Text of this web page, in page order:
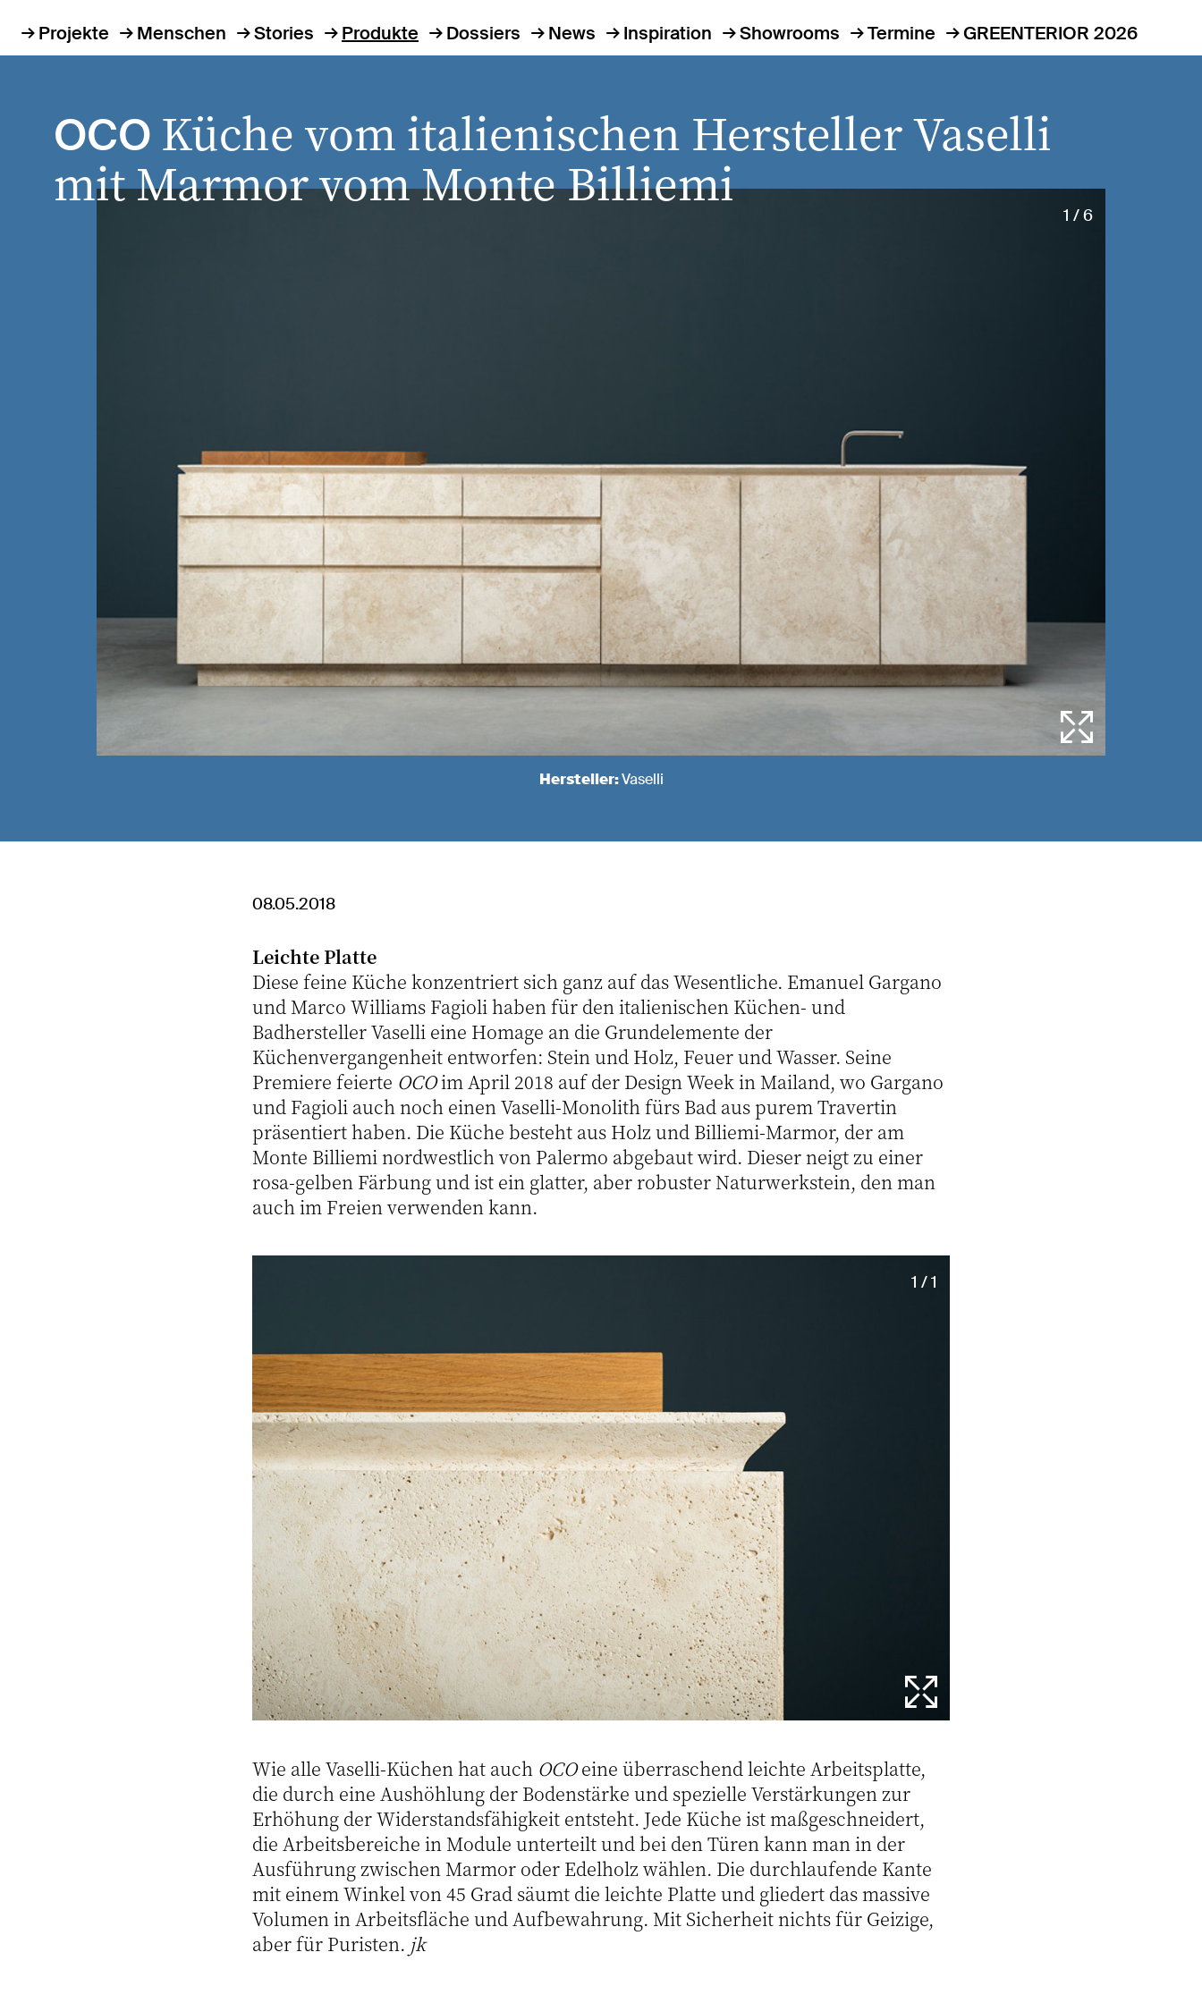
Projekte Menschen Stories Produkte Dossiers News Inspiration Showrooms Termine GREENTERIOR 2026
OCO Küche vom italienischen Hersteller Vaselli
mit Marmor vom Monte Billiemi
1 / 6
Hersteller:Vaselli
08.05.2018
Leichte Platte
Diese feine Küche konzentriert sich ganz auf das Wesentliche. Emanuel Gargano
und Marco Williams Fagioli haben für den italienischen Küchen- und
Badhersteller Vaselli eine Homage an die Grundelemente der
Küchenvergangenheit entworfen: Stein und Holz, Feuer und Wasser. Seine
Premiere feierte OCOim April 2018 auf der Design Week in Mailand, wo Gargano
und Fagioli auch noch einen Vaselli-Monolith fürs Bad aus purem Travertin
präsentiert haben. Die Küche besteht aus Holz und Billiemi-Marmor, der am
Monte Billiemi nordwestlich von Palermo abgebaut wird. Dieser neigt zu einer
rosa-gelben Färbung und ist ein glatter, aber robuster Naturwerkstein, den man
auch im Freien verwenden kann.
1 / 1
Wie alle Vaselli-Küchen hat auch OCOeine überraschend leichte Arbeitsplatte,
die durch eine Aushöhlung der Bodenstärke und spezielle Verstärkungen zur
Erhöhung der Widerstandsfähigkeit entsteht. Jede Küche ist maßgeschneidert,
die Arbeitsbereiche in Module unterteilt und bei den Türen kann man in der
Ausführung zwischen Marmor oder Edelholz wählen. Die durchlaufende Kante
mit einem Winkel von 45 Grad säumt die leichte Platte und gliedert das massive
Volumen in Arbeitsfläche und Aufbewahrung. Mit Sicherheit nichts für Geizige,
aber für Puristen. jk